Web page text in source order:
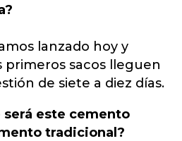
lanzado hoy y
primeros sacos lleguen
de siete a diez días.
este cemento
tradicional?